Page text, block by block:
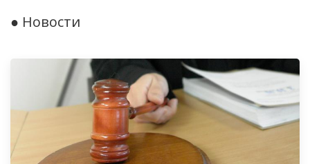
● Новости